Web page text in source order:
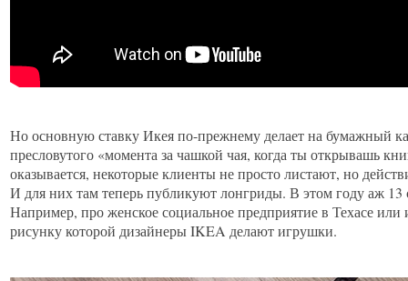
Но основную ставку Икея по-прежнему делает на бумажный
пресловутого «момента за чашкой чая, когда ты открывашь
оказывается, некоторые клиенты не просто листают, но
И для них там теперь публикуют лонгриды. В этом году аж
Например, про женское социальное предприятие в Техасе
рисунку которой дизайнеры IKEA делают игрушки.